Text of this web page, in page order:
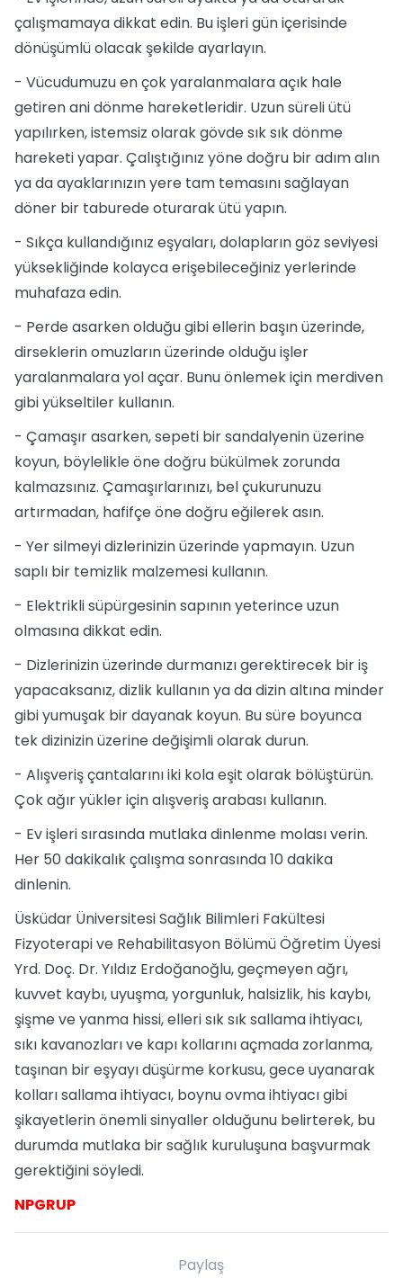
çalışmamaya dikkat edin. Bu işleri gün içerisinde
dönüşümlü olacak şekilde ayarlayın.
- Vücudumuzu en çok yaralanmalara açık hale
getiren ani dönme hareketleridir. Uzun süreli ütü
yapılırken, istemsiz olarak gövde sık sık dönme
hareketi yapar. Çalıştığınız yöne doğru bir adım alın
ya da ayaklarınızın yere tam temasını sağlayan
döner bir taburede oturarak ütü yapın.
- Sıkça kullandığınız eşyaları, dolapların göz seviyesi
yüksekliğinde kolayca erişebileceğiniz yerlerinde
muhafaza edin.
- Perde asarken olduğu gibi ellerin başın üzerinde,
dirseklerin omuzların üzerinde olduğu işler
yaralanmalara yol açar. Bunu önlemek için merdiven
gibi yükseltiler kullanın.
- Çamaşır asarken, sepeti bir sandalyenin üzerine
koyun, böylelikle öne doğru bükülmek zorunda
kalmazsınız. Çamaşırlarınızı, bel çukurunuzu
artırmadan, hafifçe öne doğru eğilerek asın.
- Yer silmeyi dizlerinizin üzerinde yapmayın. Uzun
saplı bir temizlik malzemesi kullanın.
- Elektrikli süpürgesinin sapının yeterince uzun
olmasına dikkat edin.
- Dizlerinizin üzerinde durmanızı gerektirecek bir iş
yapacaksanız, dizlik kullanın ya da dizin altına minder
gibi yumuşak bir dayanak koyun. Bu süre boyunca
tek dizinizin üzerine değişimli olarak durun.
- Alışveriş çantalarını iki kola eşit olarak bölüştürün.
Çok ağır yükler için alışveriş arabası kullanın.
- Ev işleri sırasında mutlaka dinlenme molası verin.
Her 50 dakikalık çalışma sonrasında 10 dakika
dinlenin.
Üsküdar Üniversitesi Sağlık Bilimleri Fakültesi
Fizyoterapi ve Rehabilitasyon Bölümü Öğretim Üyesi
Yrd. Doç. Dr. Yıldız Erdoğanoğlu, geçmeyen ağrı,
kuvvet kaybı, uyuşma, yorgunluk, halsizlik, his kaybı,
şişme ve yanma hissi, elleri sık sık sallama ihtiyacı,
sıkı kavanozları ve kapı kollarını açmada zorlanma,
taşınan bir eşyayı düşürme korkusu, gece uyanarak
kolları sallama ihtiyacı, boynu ovma ihtiyacı gibi
şikayetlerin önemli sinyaller olduğunu belirterek, bu
durumda mutlaka bir sağlık kuruluşuna başvurmak
gerektiğini söyledi.
NPGRUP
Paylaş